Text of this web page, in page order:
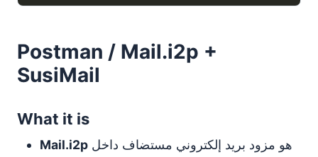
Postman / Mail.i2p +
SusiMail
What it is
Mail.i2p